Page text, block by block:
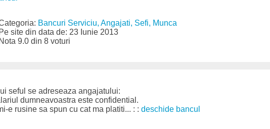
Bancuri Serviciu, Angajati, Sefi, Munca
Pe site din data de: 23 Iunie 2013
Nota 9.0 din 8 voturi
seful se adreseaza angajatului:
dumneavoastra este confidential.
e rusine sa spun cu cat ma platiti... : : deschide bancul